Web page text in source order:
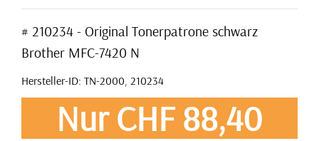
# 210234 - Original Tonerpatrone schwarz
Brother MFC-7420 N
Hersteller-ID: TN-2000, 210234
Nur CHF 88,40